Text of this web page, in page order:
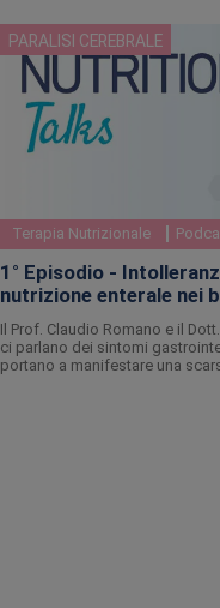
PARALISI CEREBRALE
Terapia Nutrizionale
1° Episodio -
nutrizione enterale nei
danno cerebrale: focus
Il Prof. Claudio Romano e il
ci parlano dei sintomi
portano a manifestare una